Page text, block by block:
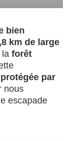
bien
km de large
la forêt
par
nous
escapade